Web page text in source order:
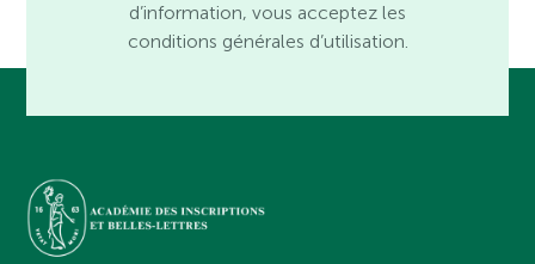
d’information, vous acceptez les
conditions générales d’utilisation.